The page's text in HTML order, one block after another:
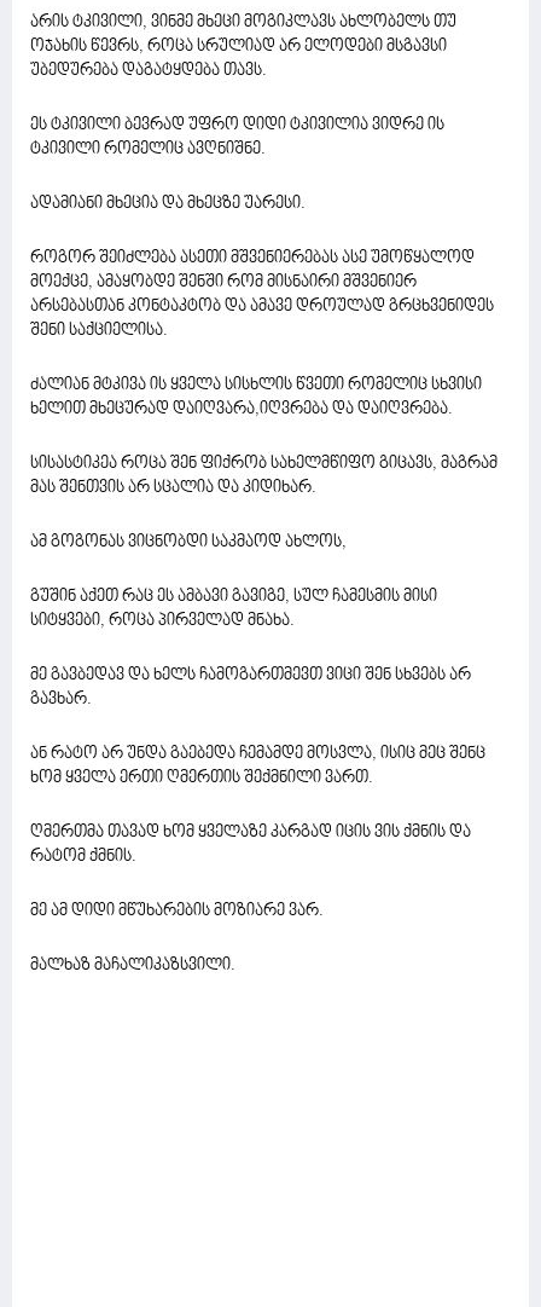
არის ტკივილი, ვინმე მხეცი მოგიკლავს ახლობელს თუ
ოჯახის წევრს, როცა სრულიად არ ელოდები მსგავსი
უბედურება დაგატყდება თავს.
ეს ტკივილი ბევრად უფრო დიდი ტკივილია ვიდრე ის
ტკივილი რომელიც ავღნიშნე.
ადამიანი მხეცია და მხეცზე უარესი.
როგორ შეიძლება ასეთი მშვენიერებას ასე უმოწყალოდ
მოექცე, ამაყობდე შენში რომ მისნაირი მშვენიერ
არსებასთან კონტაკტობ და ამავე დროულად გრცხვენიდეს
შენი საქციელისა.
ძალიან მტკივა ის ყველა სისხლის წვეთი რომელიც სხვისი
ხელით მხეცურად დაიღვარა,იღვრება და დაიღვრება.
სისასტიკეა როცა შენ ფიქრობ სახელმწიფო გიცავს, მაგრამ
მას შენთვის არ სცალია და კიდიხარ.
ამ გოგონას ვიცნობდი საკმაოდ ახლოს,
გუშინ აქეთ რაც ეს ამბავი გავიგე, სულ ჩამესმის მისი
სიტყვები, როცა პირველად მნახა.
მე გავბედავ და ხელს ჩამოგართმევთ ვიცი შენ სხვებს არ
გავხარ.
ან რატო არ უნდა გაებედა ჩემამდე მოსვლა, ისიც მეც შენც
ხომ ყველა ერთი ღმერთის შექმნილი ვართ.
ღმერთმა თავად ხომ ყველაზე კარგად იცის ვის ქმნის და
რატომ ქმნის.
მე ამ დიდი მწუხარების მოზიარე ვარ.
მალხაზ მაჩალიკაზსვილი.